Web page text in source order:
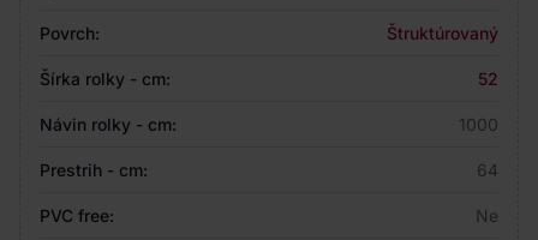
Povrch: Štruktúrovaný
Šírka rolky - cm: 52
Návin rolky - cm: 1000
Prestrih - cm: 64
PVC free: Ne